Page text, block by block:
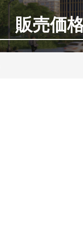
販売価